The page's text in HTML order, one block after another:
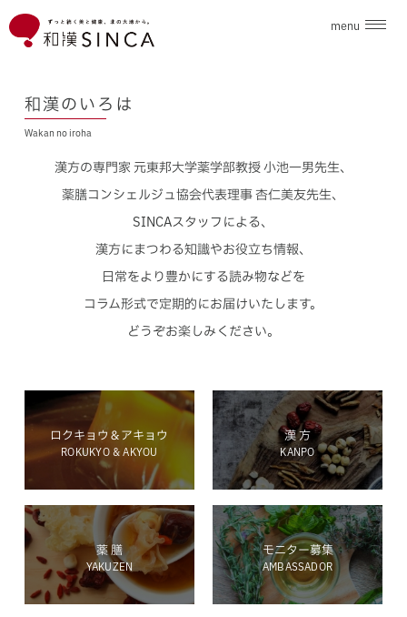
menu
ブランド
こだわり素材
ホールディングス サイト
Language
和漢のいろは
Wakan no iroha
漢方の専門家 元東邦大学薬学部教授 小池一男先生、
薬膳コンシェルジュ協会代表理事 杏仁美友先生、
SINCAスタッフによる、
漢方にまつわる知識やお役立ち情報、
日常をより豊かにする読み物などを
コラム形式で定期的にお届けいたします。
どうぞお楽しみください。
ロクキョウ＆アキョウ
ROKUKYO & AKYOU
漢 方
KANPO
薬 膳
YAKUZEN
モニター募集
AMBASSADOR